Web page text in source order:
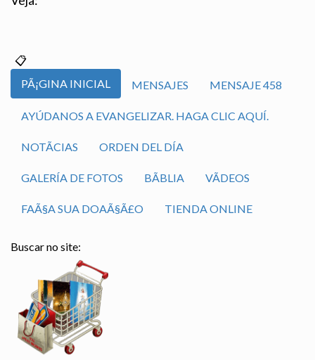
PÃ¡GINA INICIAL MENSAJES MENSAJE 458
AYÚDANOS A EVANGELIZAR. HAGA CLIC AQUÍ.
NOTÃ­CIAS ORDEN DEL DÍA
GALERÍA DE FOTOS BÃ­BLIA VÃ­DEOS
FAÃ§A SUA DOAÃ§Ã£O TIENDA ONLINE
Buscar no site: